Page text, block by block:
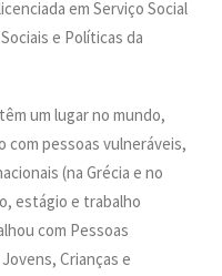
em Serviço Social
e Políticas da
um lugar no mundo,
pessoas vulneráveis,
(na Grécia e no
estágio e trabalho
com Pessoas
Crianças e